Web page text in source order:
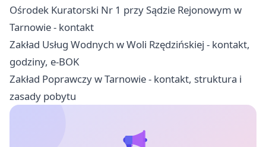
Ośrodek Kuratorski Nr 1 przy Sądzie Rejonowym w
Tarnowie - kontakt
Zakład Usług Wodnych w Woli Rzędzińskiej - kontakt,
godziny, e-BOK
Zakład Poprawczy w Tarnowie - kontakt, struktura i
zasady pobytu